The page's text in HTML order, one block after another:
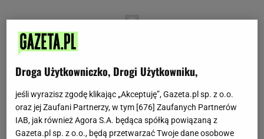
Droga Użytkowniczko, Drogi Użytkowniku,
jeśli wyrazisz zgodę klikając „Akceptuję”, Gazeta.pl sp. z o.o.
oraz jej Zaufani Partnerzy, w tym [676] Zaufanych Partnerów
IAB, jak również Agora S.A. będąca spółką powiązaną z
Gazeta.pl sp. z o.o., będą przetwarzać Twoje dane osobowe